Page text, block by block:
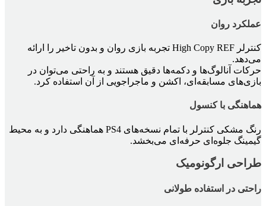
عملکرد روان
کنترلر High Copy REF تجربه بازی روان و بدون تاخیر را ارائه
می‌دهد.
حرکات آنالوگ‌ها و دکمه‌ها دقیق هستند و به راحتی می‌توان در
بازی‌های مسابقه‌ای، اکشن و ماجراجویی از آن استفاده کرد.
هماهنگی با کنسول
رنگ مشکی کنترلر با تمام نسخه‌های PS4 هماهنگی دارد و به محیط
گیمینگ جلوه‌ای حرفه‌ای می‌بخشد.
طراحی ارگونومیک
راحتی در استفاده طولانی